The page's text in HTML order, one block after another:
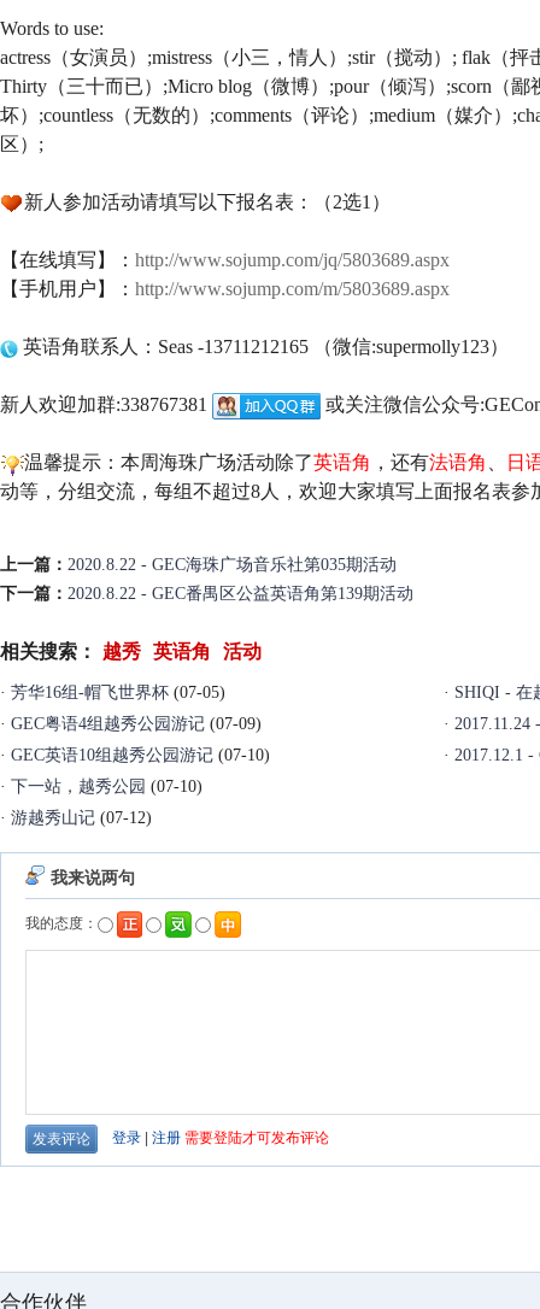
Words to use:
actress（女演员）;mistress（小三，情人）;stir（搅动）; flak（
Thirty（三十而已）;Micro blog（微博）;pour（倾泻）;scorn（鄙
坏）;countless（无数的）;comments（评论）;medium（媒介）
区）;
新人参加活动请填写以下报名表：（2选1）
【在线填写】： http://www.sojump.com/jq/5803689.aspx
【手机用户】： http://www.sojump.com/m/5803689.aspx
英语角联系人：Seas -13711212165 （微信:supermolly123）
新人欢迎加群:338767381 或关注微信公众号
温馨提示：本周海珠广场活动除了英语角 ，还有法语角
日
动等，分组交流，每组不超过8人，欢迎大家填写上面报名表参
上一篇： 2020.8.22 - GEC海珠广场音乐社第035期活动
下一篇： 2020.8.22 - GEC番禺区公益英语角第139期活动
相关搜索： 越秀 英语角 活动
· 芳华16组-帽飞世界杯 (07-05)
· GEC粤语4组越秀公园游记 (07-09)
· GEC英语10组越秀公园游记 (07-10)
· 下一站，越秀公园 (07-10)
· 游越秀山记 (07-12)
· SHIQI - 在
·
· 2017.12.1
合作伙伴